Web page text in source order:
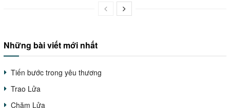
Những bài viết mới nhất
Tiến bước trong yêu thương
Trao Lửa
Chăm Lửa